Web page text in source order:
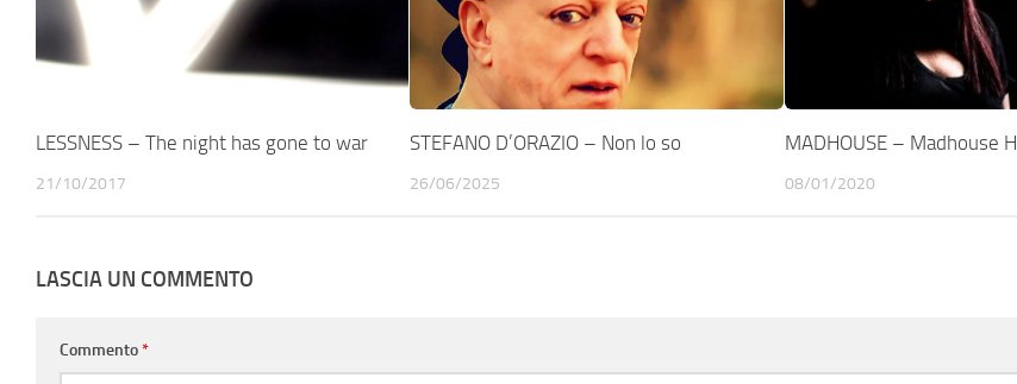
LESSNESS – The night has gone to war
21/10/2017
STEFANO D’ORAZIO – Non lo so
26/06/2025
MADHOUSE – Madhouse
08/01/2020
LASCIA UN COMMENTO
Commento*